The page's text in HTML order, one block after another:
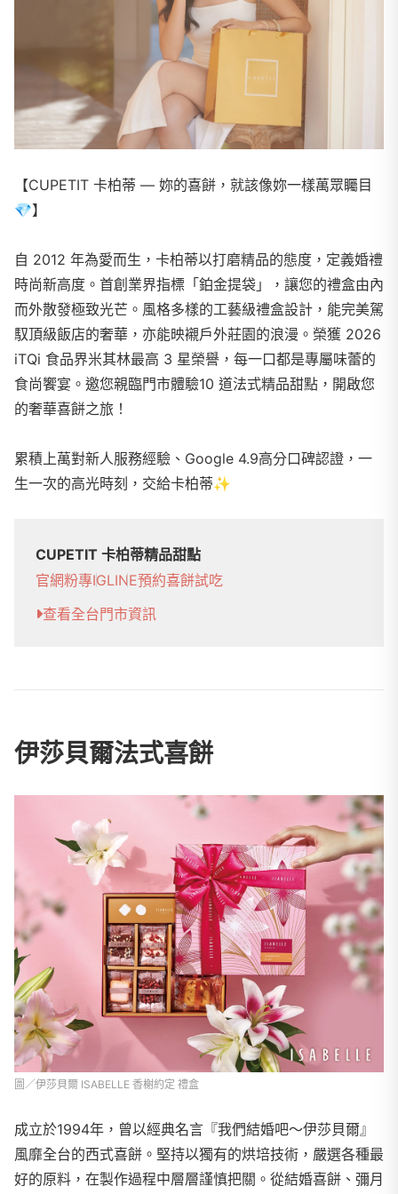
【CUPETIT 卡柏蒂 — 妳的喜餅，就該像妳一樣萬眾矚目
💎】
自 2012 年為愛而生，卡柏蒂以打磨精品的態度，定義婚禮
時尚新高度。首創業界指標「鉑金提袋」，讓您的禮盒由內
而外散發極致光芒。風格多樣的工藝級禮盒設計，能完美駕
馭頂級飯店的奢華，亦能映襯戶外莊園的浪漫。榮獲 2026
iTQi 食品界米其林最高 3 星榮譽，每一口都是專屬味蕾的
食尚饗宴。邀您親臨門市體驗10 道法式精品甜點，開啟您
的奢華喜餅之旅！
累積上萬對新人服務經驗、Google 4.9高分口碑認證，一
生一次的高光時刻，交給卡柏蒂✨
CUPETIT 卡柏蒂精品甜點
官網粉專IGLINE預約喜餅試吃
查看全台門市資訊
伊莎貝爾法式喜餅
圖／伊莎貝爾 ISABELLE 香榭約定 禮盒
成立於1994年，曾以經典名言『我們結婚吧～伊莎貝爾』
風靡全台的西式喜餅。堅持以獨有的烘培技術，嚴選各種最
好的原料，在製作過程中層層謹慎把關。從結婚喜餅、彌月